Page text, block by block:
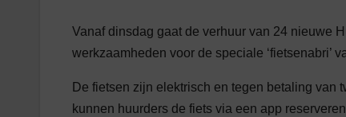
Vanaf dinsdag gaat de verhuur van 24 nieuwe
werkzaamheden voor de speciale ‘fietsenabri’
De fietsen zijn elektrisch en tegen betaling van
kunnen huurders de fiets via een app